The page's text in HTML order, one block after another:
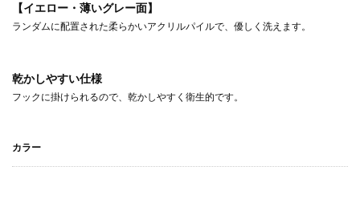
【イエロー・薄いグレー面】
ランダムに配置された柔らかいアクリルパイルで、優しく洗えます。
乾かしやすい仕様
フックに掛けられるので、乾かしやすく衛生的です。
カラー